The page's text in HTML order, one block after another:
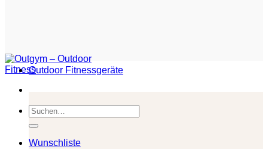
Suchen
nach:
Wunschliste
Outdoor Fitnessgeräte